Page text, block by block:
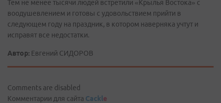
Тем не менее тысячи людей встретили «Крылья Востока» с
воодушевлением и готовы с удовольствием прийти в
следующем году на праздник, в котором наверняка учтут и
исправят все недостатки.
Автор: Евгений СИДОРОВ
Comments are disabled
Комментарии для сайта Cackle